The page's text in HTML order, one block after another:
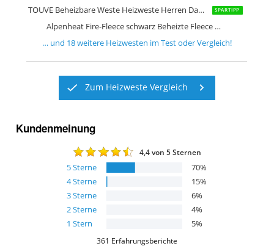
TOUVE Beheizbare Weste Heizweste Herren Damen
SPARTIPP
Alpenheat Fire-Fleece schwarz Beheizte Fleece Weste Weste
… und 18weitere Heizwesten im Test oder Vergleich!
Zum Heizweste Vergleich
Kundenmeinung
4,4von 5 Sternen
5Sterne 70%
4Sterne 15%
3Sterne 6%
2Sterne 4%
1 Stern 5%
361 Erfahrungsberichte